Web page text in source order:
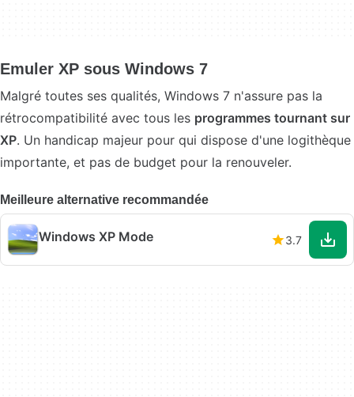
Emuler XP sous Windows 7
Malgré toutes ses qualités, Windows 7 n'assure pas la
rétrocompatibilité avec tous les programmes tournant sur
XP. Un handicap majeur pour qui dispose d'une logithèque
importante, et pas de budget pour la renouveler.
Meilleure alternative recommandée
Windows XP Mode 3.7